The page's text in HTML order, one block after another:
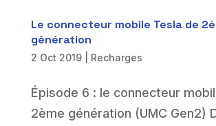
Le connecteur mobile Tesla de
génération
2 Oct 2019| Recharges
Épisode 6 : le connecteur
2ème génération (UMC Gen2)